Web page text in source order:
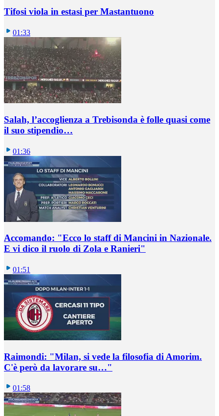
Tifosi viola in estasi per Mastantuono
01:33
Salah, l’accoglienza a Trebisonda è folle quasi come
il suo stipendio…
01:36
Accomando: "Ecco lo staff di Mancini in Nazionale.
E vi dico il ruolo di Zola e Ranieri"
01:51
Raimondi: "Milan, si vede la filosofia di Amorim.
C'è però da lavorare su…"
01:58